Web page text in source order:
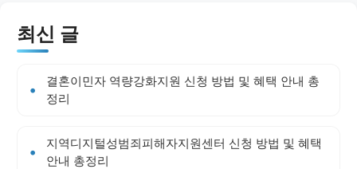
최신 글
결혼이민자 역량강화지원 신청 방법 및 혜택 안내 총
정리
지역디지털성범죄피해자지원센터 신청 방법 및 혜택
안내 총정리